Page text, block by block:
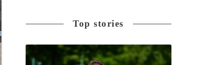
Top stories